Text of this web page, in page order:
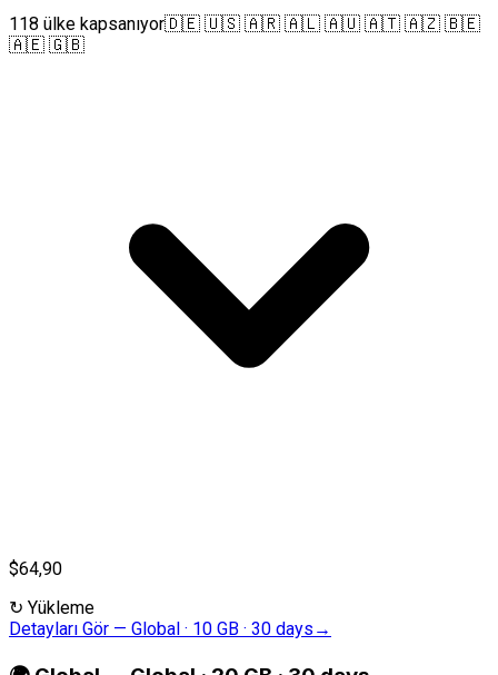
118 ülke kapsanıyor🇩🇪 🇺🇸 🇦🇷 🇦🇱 🇦🇺 🇦🇹 🇦🇿 🇧🇪
🇦🇪 🇬🇧
$64,90
↻ Yükleme
Detayları Gör — Global · 10 GB · 30 days →